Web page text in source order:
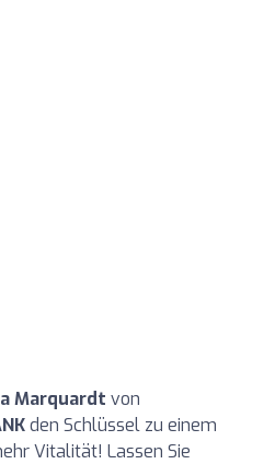
Marquardt von
den Schlüssel zu einem
Vitalität! Lassen Sie